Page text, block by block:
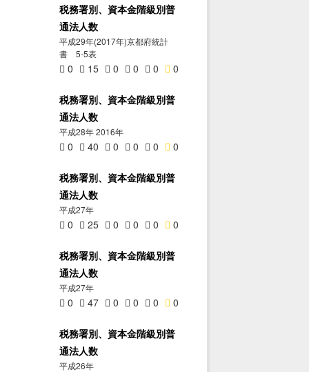
税務署別、資本金階級別普
通法人数
平成29年(2017年)京都府統計
書 5-5表
0 15 0 0 0 0
税務署別、資本金階級別普
通法人数
平成28年 2016年
0 40 0 0 0 0
税務署別、資本金階級別普
通法人数
平成27年
0 25 0 0 0 0
税務署別、資本金階級別普
通法人数
平成27年
0 47 0 0 0 0
税務署別、資本金階級別普
通法人数
平成26年